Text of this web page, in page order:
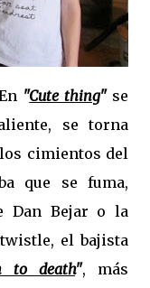
"Cute thing"se
se torna
cimientos del
que se fuma,
Dan Bejar o la
el bajista
to death", más